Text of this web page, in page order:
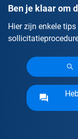
Ben je klaar om
Hier zijn enkele